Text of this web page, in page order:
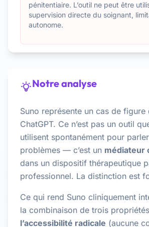
pénitentiaire. L’outil ne peut être
supervision directe du soignant,
autonome.
Notre analyse
Suno représente un cas de
ChatGPT. Ce n’est pas un outil
utilisent spontanément pour
problèmes — c’est un médiateur
dans un dispositif thérapeutique
professionnel. La distinction est
Ce qui rend Suno cliniquement
la combinaison de trois
l’accessibilité radicale (aucune